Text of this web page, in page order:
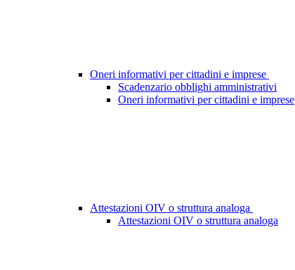
Oneri informativi per cittadini e imprese
Scadenzario obblighi amministrativi
Oneri informativi per cittadini e imprese
Attestazioni OIV o struttura analoga
Attestazioni OIV o struttura analoga